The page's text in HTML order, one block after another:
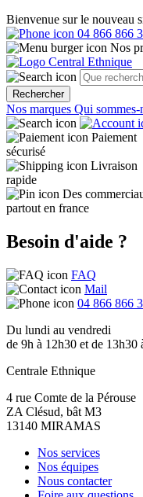
Bienvenue sur le nouveau
04 866 866
Nos
Rechercher
Nos marques Qui sommes-
Paiement
sécurisé
Livraison
rapide
Des
partout en france
Besoin d'aide ?
FAQ
Mail
04 866 866
Du lundi au vendredi
de 9h à 12h30 et de 13h30
Centrale Ethnique
4 rue Comte de la Pérouse
ZA Clésud, bât M3
13140 MIRAMAS
Nos services
Nos équipes
Nous contacter